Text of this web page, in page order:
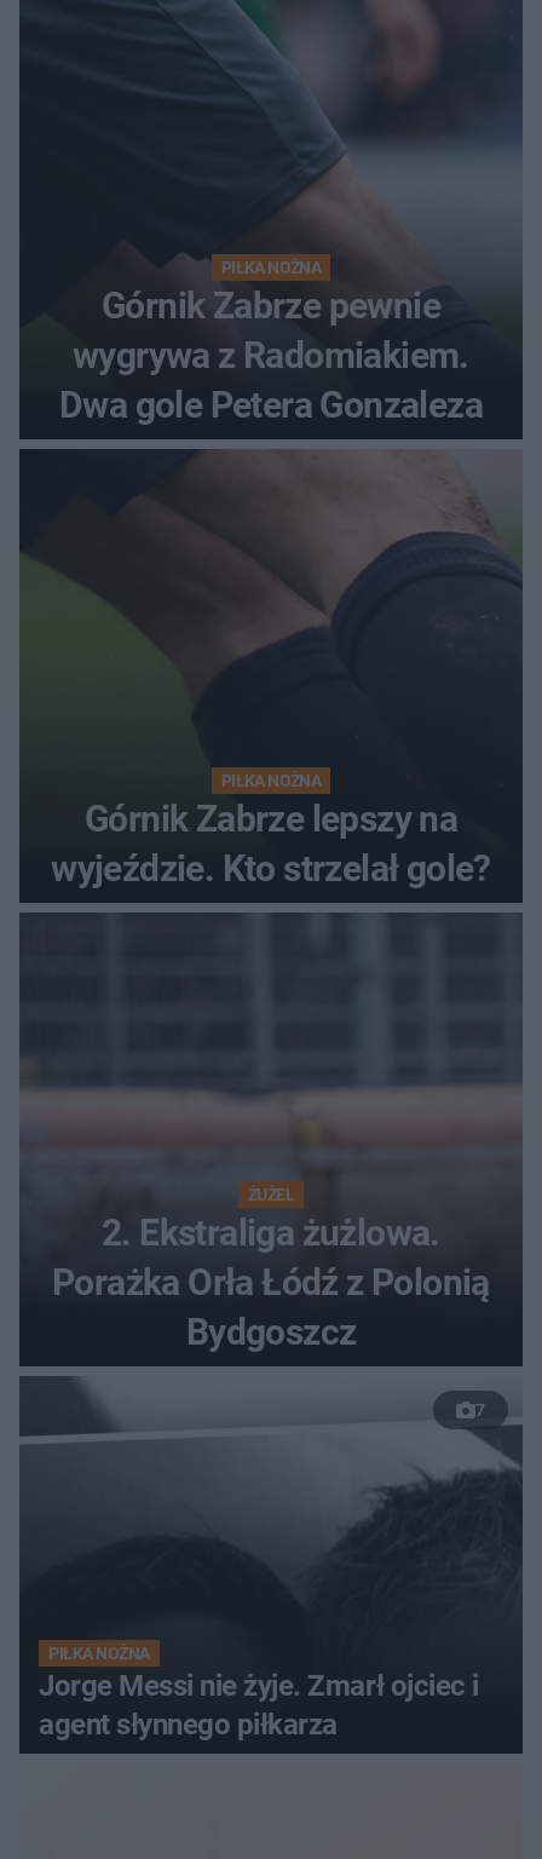
PIŁKA NOŻNA
Górnik Zabrze pewnie
wygrywa z Radomiakiem.
Dwa gole Petera Gonzaleza
PIŁKA NOŻNA
Górnik Zabrze lepszy na
wyjeździe. Kto strzelał gole?
ŻUŻEL
2. Ekstraliga żużlowa.
Porażka Orła Łódź z Polonią
Bydgoszcz
7
PIŁKA NOŻNA
Jorge Messi nie żyje. Zmarł ojciec i
agent słynnego piłkarza